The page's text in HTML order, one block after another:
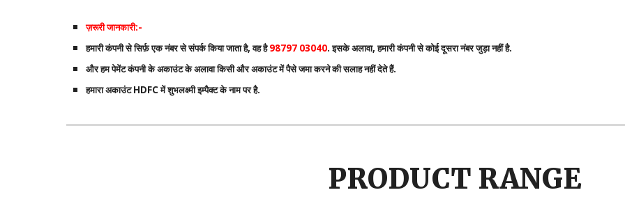
ज़रूरी जानकारी:-
हमारी कंपनी से सिर्फ़ एक नंबर से संपर्क किया जाता है, वह है98797 03040. इसके अलावा, हमारी कंपनी से कोई दूसरा नंबर जुड़ा नहीं है.
और हम पेमेंट कंपनी के अकाउंट के अलावा किसी और अकाउंट में पैसे जमा करने की सलाह नहीं देते हैं.
हमारा अकाउंट HDFC में शुभलक्ष्मी इम्पैक्ट के नाम पर है.
PRODUCT RANGE